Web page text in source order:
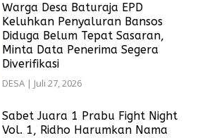
Warga Desa Baturaja EPD
Keluhkan Penyaluran Bansos
Diduga Belum Tepat Sasaran,
Minta Data Penerima Segera
Diverifikasi
DESA| Juli 27, 2026
Sabet Juara 1 Prabu Fight Night
Vol. 1, Ridho Harumkan Nama